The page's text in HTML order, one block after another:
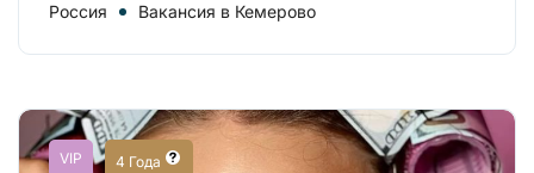
Россия Вакансия в Кемерово
VIP 4 Года